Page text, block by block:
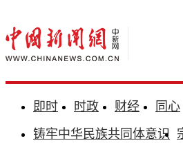
即时 时政 财经 同心
铸牢中华民族共同体意识